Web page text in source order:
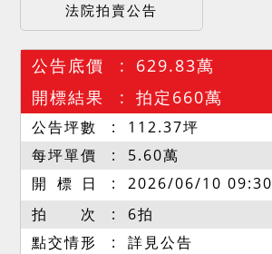
法院拍賣公告
公告底價
629.83萬
開標結果
拍定660萬
公告坪數 112.37坪
每坪單價
5.60萬
開 標 日
2026/06/10 09:30
拍 次
6拍
點交情形
詳見公告